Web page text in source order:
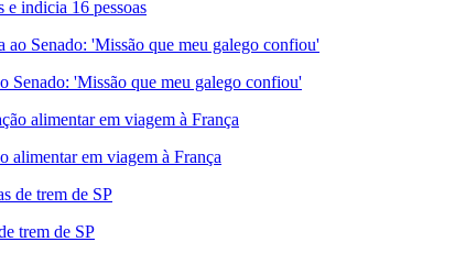
e indicia 16 pessoas
Senado: 'Missão que meu galego confiou'
alimentar em viagem à França
trem de SP